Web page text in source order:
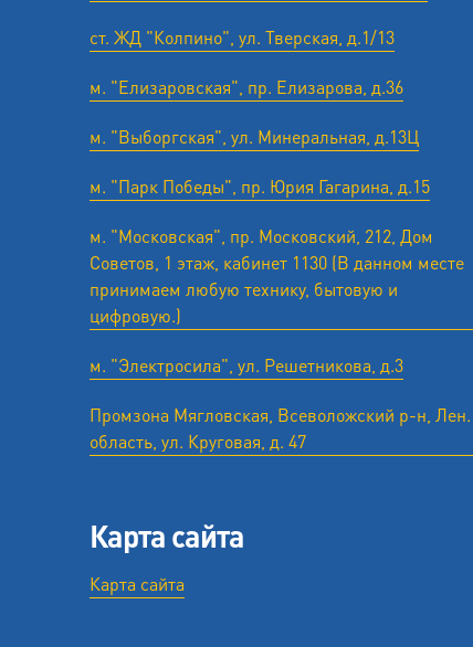
ст. ЖД "Колпино", ул. Тверская, д.1/13
м. "Елизаровская", пр. Елизарова, д.36
м. "Выборгская", ул. Минеральная, д.13Ц
м. "Парк Победы", пр. Юрия Гагарина, д.15
м. "Московская", пр. Московский, 212, Дом
Советов, 1 этаж, кабинет 1130 (В данном месте
принимаем любую технику, бытовую и
цифровую.)
м. "Электросила", ул. Решетникова, д.3
Промзона Мягловская, Всеволожский р-н, Лен.
область, ул. ​Круговая, д. 47
Карта сайта
Карта сайта